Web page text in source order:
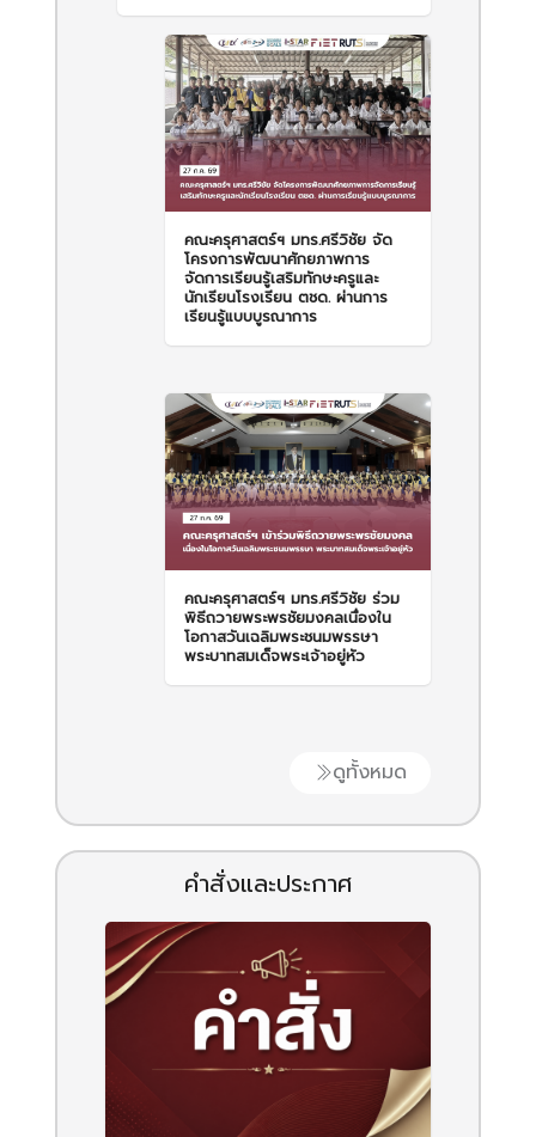
คณะครุศาสตร์ฯ มทร.ศรีวิชัย จัด
โครงการพัฒนาศักยภาพการ
จัดการเรียนรู้เสริมทักษะครูและ
นักเรียนโรงเรียน ตชด. ผ่านการ
เรียนรู้แบบบูรณาการ
คณะครุศาสตร์ฯ มทร.ศรีวิชัย ร่วม
พิธีถวายพระพรชัยมงคลเนื่องใน
โอกาสวันเฉลิมพระชนมพรรษา
พระบาทสมเด็จพระเจ้าอยู่หัว
ดูทั้งหมด
คำสั่งและประกาศ